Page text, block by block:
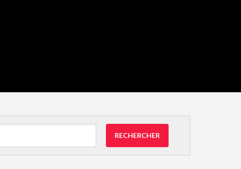
RECHERCHER